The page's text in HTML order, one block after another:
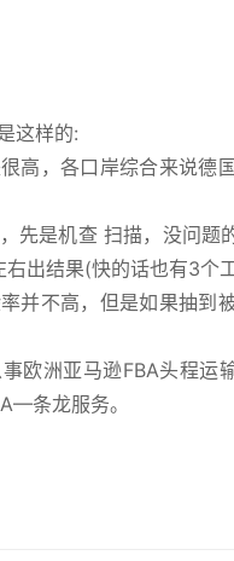
这样的:
高，各口岸综合来说德
先是机查 扫描，没问
出结果(快的话也有3个
并不高，但是如果抽到
欧洲亚马逊FBA头程运
条龙服务。